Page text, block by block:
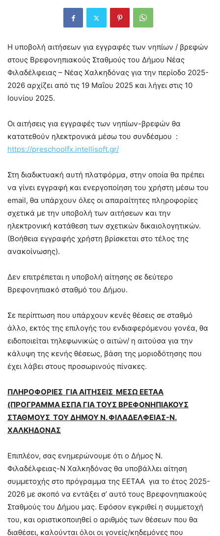
Η υποβολή αιτήσεων για εγγραφές των νηπίων / βρεφών
στους Βρεφονηπιακούς Σταθμούς του Δήμου Νέας
Φιλαδέλφειας – Νέας Χαλκηδόνας για την περίοδο 2025-
2026 αρχίζει από τις 19 Μαΐου 2025 και λήγει στις 10
Ιουνίου 2025.
Οι αιτήσεις για εγγραφές των νηπίων-βρεφών θα
κατατεθούν ηλεκτρονικά μέσω του συνδέσμου :
https://preschoolfx.intellisoft.gr/
Στη διαδικτυακή αυτή πλατφόρμα, στην οποία θα πρέπει
να γίνει εγγραφή και ενεργοποίηση του χρήστη μέσω του
email, θα υπάρχουν όλες οι απαραίτητες πληροφορίες
σχετικά με την υποβολή των αιτήσεων και την
ηλεκτρονική κατάθεση των σχετικών δικαιολογητικών.
(Βοήθεια εγγραφής χρήστη βρίσκεται στο τέλος της
ανακοίνωσης).
Δεν επιτρέπεται η υποβολή αίτησης σε δεύτερο
Βρεφονηπιακό σταθμό του Δήμου.
Σε περίπτωση που υπάρχουν κενές θέσεις σε σταθμό
άλλο, εκτός της επιλογής του ενδιαφερόμενου γονέα, θα
ειδοποιείται τηλεφωνικώς ο αιτών/ η αιτούσα για την
κάλυψη της κενής θέσεως, βάση της μοριοδότησης που
έχει λάβει στους προσωρινούς πίνακες.
ΠΛΗΡΟΦΟΡΙΕΣ ΓΙΑ ΑΙΤΗΣΕΙΣ ΜΕΣΩ ΕΕΤΑΑ
(ΠΡΟΓΡΑΜΜΑ ΕΣΠΑ ΓΙΑ ΤΟΥΣ ΒΡΕΦΟΝΗΠΙΑΚΟΥΣ
ΣΤΑΘΜΟΥΣ ΤΟΥ ΔΗΜΟΥ Ν. ΦΙΛΑΔΕΛΦΕΙΑΣ-Ν.
ΧΑΛΚΗΔΟΝΑΣ
Επιπλέον, σας ενημερώνουμε ότι ο Δήμος Ν.
Φιλαδέλφειας-Ν Χαλκηδόνας θα υποβάλλει αίτηση
συμμετοχής στο πρόγραμμα της ΕΕΤΑΑ για το έτος 2025-
2026 με σκοπό να εντάξει σ’ αυτό τους Βρεφονηπιακούς
Σταθμούς του Δήμου μας. Εφόσον εγκριθεί η συμμετοχή
του, και οριστικοποιηθεί ο αριθμός των θέσεων που θα
διαθέσει, καλούνται όλοι οι γονείς/κηδεμόνες που